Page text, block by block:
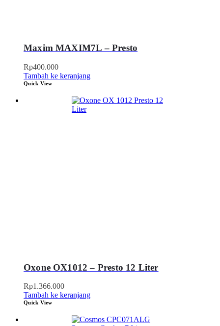
Maxim MAXIM7L – Presto
Rp400.000
Tambah ke keranjang
Quick View
Oxone OX1012 – Presto 12 Liter
Rp1.366.000
Tambah ke keranjang
Quick View